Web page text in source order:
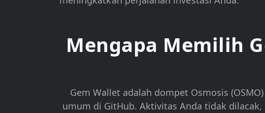
Mengapa Memilih
Gem Wallet adalah dompet Osmosis
umum di GitHub. Aktivitas Anda tidak